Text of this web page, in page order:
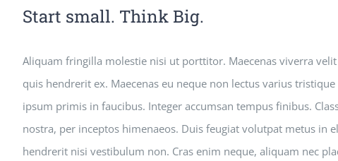
Start small. Think Big.
Aliquam fringilla molestie nisi ut porttitor. Maecenas viverra
quis hendrerit ex. Maecenas eu neque non lectus varius
ipsum primis in faucibus. Integer accumsan tempus finibus.
nostra, per inceptos himenaeos. Duis feugiat volutpat metus in
hendrerit nisi vestibulum non. Cras enim neque, aliquam nec